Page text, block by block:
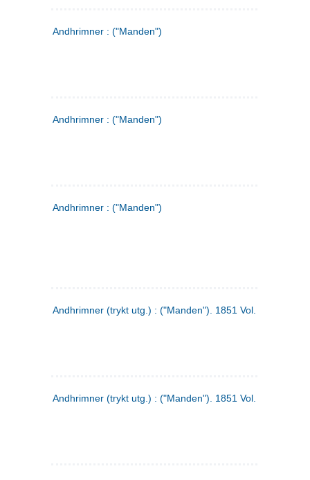
Andhrimner : ("Manden")
Andhrimner : ("Manden")
Andhrimner : ("Manden")
Andhrimner (trykt utg.) : ("Manden"). 1851 Vol. 2 Nr. 1
Andhrimner (trykt utg.) : ("Manden"). 1851 Vol. 1 Nr. 10